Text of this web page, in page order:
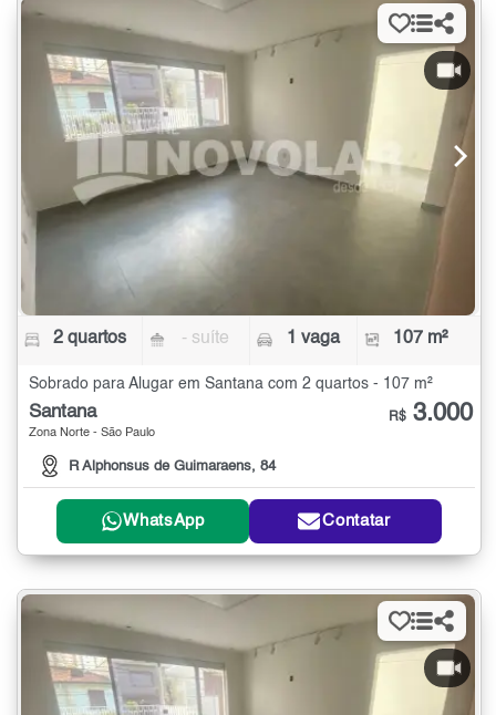
2 quartos - suíte 1 vaga 107 m²
Sobrado para Alugar em Santana com 2 quartos - 107 m²
Santana
Zona Norte - São Paulo
R Alphonsus de Guimaraens, 84
R$ 3.000
WhatsApp Contatar